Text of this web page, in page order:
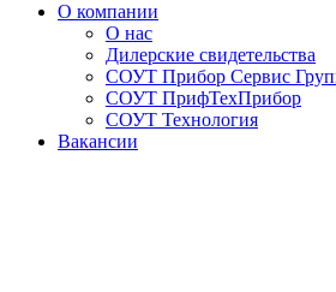
О компании
О нас
Дилерские свидетельства
СОУТ Прибор Сервис
СОУТ ПрифТехПрибор
СОУТ Технология
Вакансии